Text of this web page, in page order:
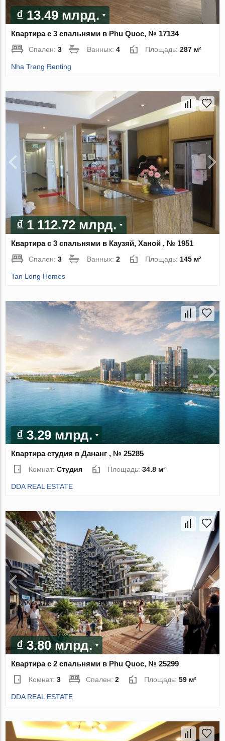
₫ 13.49 млрд.
Квартира с 3 спальнями в Phu Quoc, № 17134
Спален:3 Ванных:4 Площадь:287 м²
Nha Trang Renting
₫ 1 112.72 млрд.
Квартира с 3 спальнями в Каузяй, Ханой , № 1951
Спален:3 Ванных:2 Площадь:145 м²
Tan Long Homes
₫ 3.29 млрд.
Квартира студия в Дананг , № 25285
Комнат:Студия Площадь:34.8 м²
DDA REAL ESTATE
₫ 3.80 млрд.
Квартира с 2 спальнями в Phu Quoc, № 25299
Комнат:3 Спален:2 Площадь:59 м²
DDA REAL ESTATE